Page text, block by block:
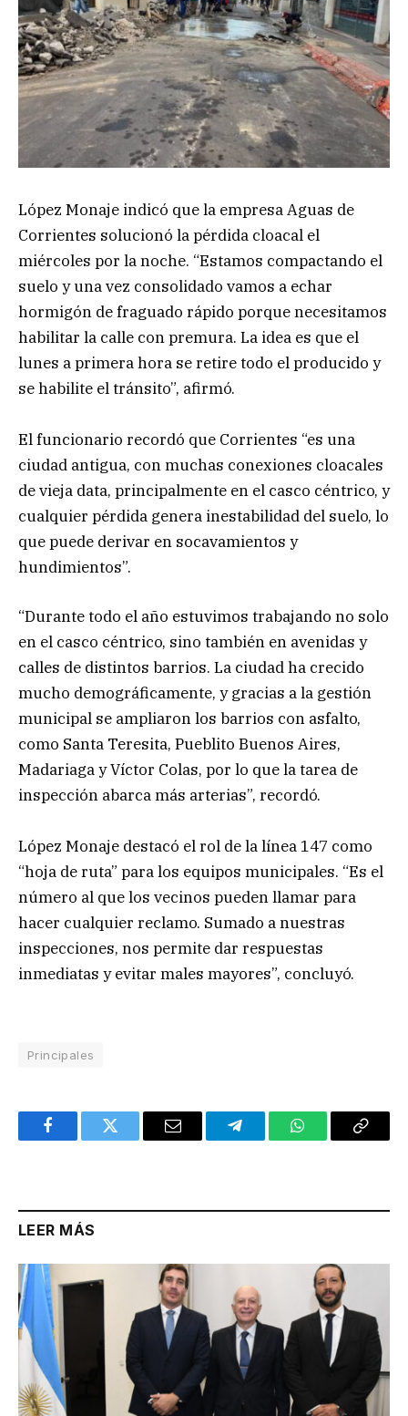
López Monaje indicó que la empresa Aguas de
Corrientes solucionó la pérdida cloacal el
miércoles por la noche. “Estamos compactando el
suelo y una vez consolidado vamos a echar
hormigón de fraguado rápido porque necesitamos
habilitar la calle con premura. La idea es que el
lunes a primera hora se retire todo el producido y
se habilite el tránsito”, afirmó.
El funcionario recordó que Corrientes “es una
ciudad antigua, con muchas conexiones cloacales
de vieja data, principalmente en el casco céntrico, y
cualquier pérdida genera inestabilidad del suelo, lo
que puede derivar en socavamientos y
hundimientos”.
“Durante todo el año estuvimos trabajando no solo
en el casco céntrico, sino también en avenidas y
calles de distintos barrios. La ciudad ha crecido
mucho demográficamente, y gracias a la gestión
municipal se ampliaron los barrios con asfalto,
como Santa Teresita, Pueblito Buenos Aires,
Madariaga y Víctor Colas, por lo que la tarea de
inspección abarca más arterias”, recordó.
López Monaje destacó el rol de la línea 147 como
“hoja de ruta” para los equipos municipales. “Es el
número al que los vecinos pueden llamar para
hacer cualquier reclamo. Sumado a nuestras
inspecciones, nos permite dar respuestas
inmediatas y evitar males mayores”, concluyó.
Principales
FacebookTwitter Email TelegramWhatsAppCopy
LEER MÁS